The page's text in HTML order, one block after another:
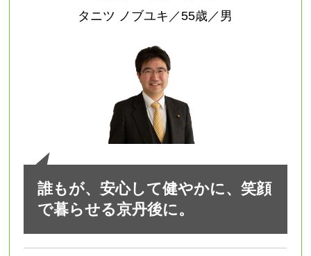
タニツ ノブユキ／55歳／男
誰もが、安心して健やかに、笑顔
で暮らせる京丹後に。